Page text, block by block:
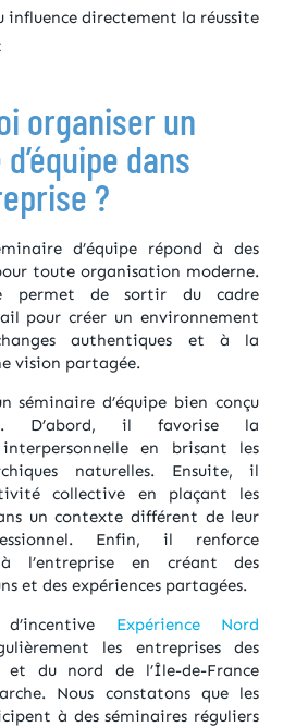
influence directement la réussite
organiser un
dans
?
d’équipe répond à des
toute organisation moderne.
permet de sortir du cadre
pour créer un environnement
authentiques et à la
vision partagée.
séminaire d’équipe bien conçu
D’abord, il favorise la
en brisant les
naturelles. Ensuite, il
collective en plaçant les
un contexte différent de leur
Enfin, il renforce
à l’entreprise en créant des
et des expériences partagées.
Expérience Nord
les entreprises des
et du nord de l’Île-de-France
Nous constatons que les
à des séminaires réguliers